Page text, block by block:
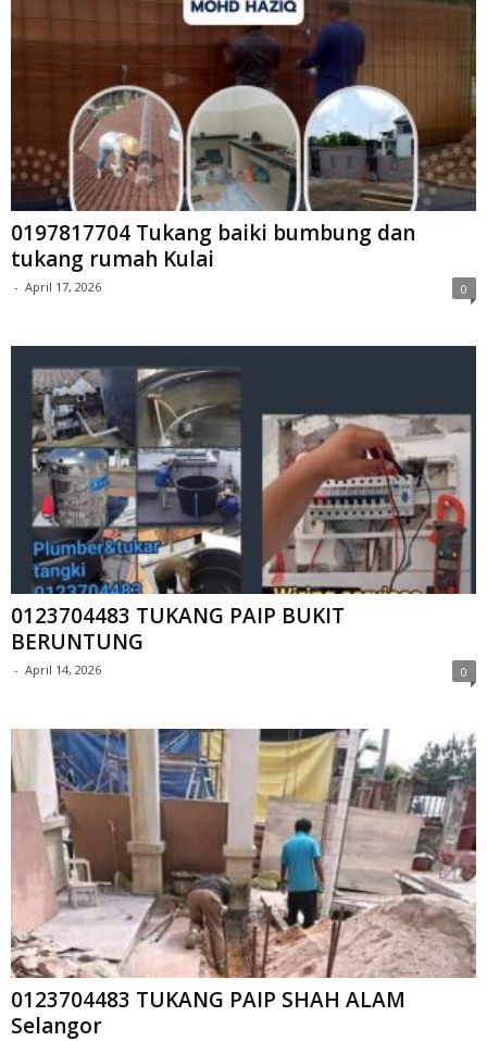
0197817704 Tukang baiki bumbung dan
tukang rumah Kulai
- April 17, 2026 0
0123704483 TUKANG PAIP BUKIT
BERUNTUNG
- April 14, 2026 0
0123704483 TUKANG PAIP SHAH ALAM
Selangor